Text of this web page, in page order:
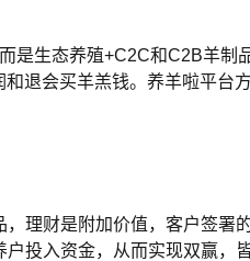
是生态养殖+C2C和C2B羊
退会买羊羔钱。养羊啦平
理财是附加价值，客户签
投入资金，从而实现双赢，皆